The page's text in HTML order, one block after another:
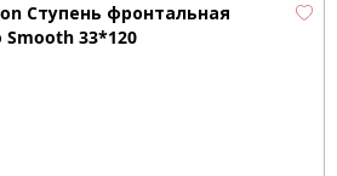
Ступень фронтальная
Smooth 33*120